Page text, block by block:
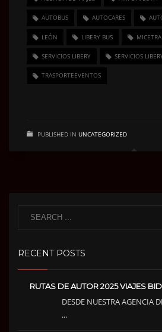
AUTOBUS AUTOCARES
LEÓN LIBERY BUS
SERVICIOS LIBERY SERVICIOS
TRASPORTEEVENTOS
PUBLISHED IN UNCATEGORIZED
RECENT POSTS
RUTAS DE AUTOR 2025 VIAJES
DESDE NUESTRA AGENCIA
...